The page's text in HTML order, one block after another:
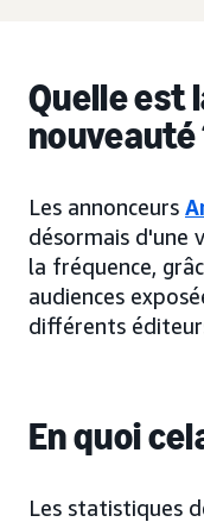
Quelle est
nouveauté
Les annonceurs
désormais d'une
la fréquence,
audiences
différents
En quoi
Les statistiques